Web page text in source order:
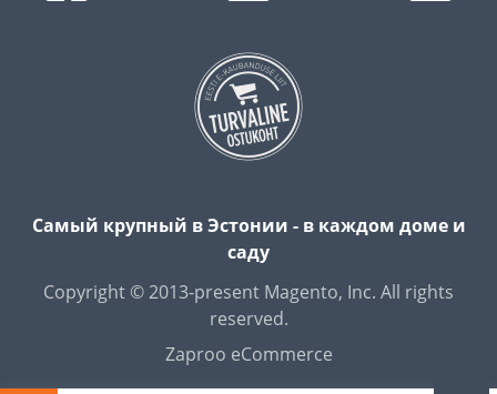
Самый крупный в Эстонии - в каждом доме и
саду
Copyright © 2013-present Magento, Inc. All rights
reserved.
Zaproo eCommerce